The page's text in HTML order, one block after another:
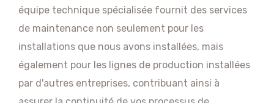
équipe technique spécialisée fournit des services
de maintenance non seulement pour les
installations que nous avons installées, mais
également pour les lignes de production installées
par d'autres entreprises, contribuant ainsi à